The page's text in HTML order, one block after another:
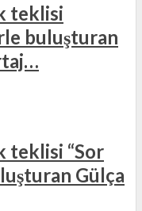
teklisi
buluşturan
teklisi “Sor
Gülça